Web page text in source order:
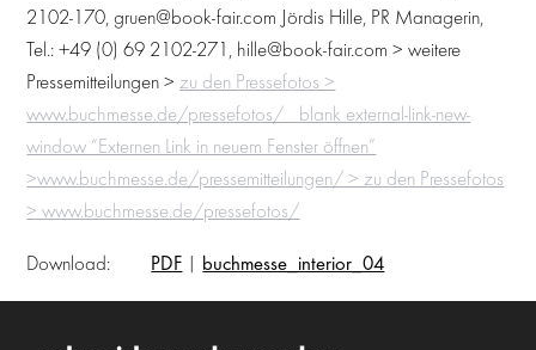
2102-170, gruen@book-fair.com Jördis Hille, PR Managerin,
Tel.: +49 (0) 69 2102-271, hille@book-fair.com > weitere
Pressemitteilungen > zu den Pressefotos >
www.buchmesse.de/pressefotos/ _blank external-link-new-
window “Externen Link in neuem Fenster öffnen”
>www.buchmesse.de/pressemitteilungen/ > zu den Pressefotos
> www.buchmesse.de/pressefotos/
Download: PDF | buchmesse_interior_04